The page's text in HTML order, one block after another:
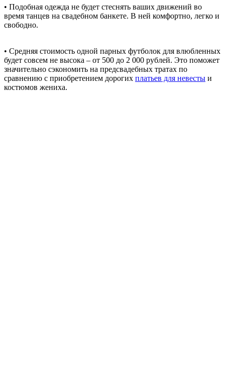
• Подобная одежда не будет стеснять ваших движений во
время танцев на свадебном банкете. В ней комфортно, легко и
свободно.
• Средняя стоимость одной парных футболок для влюбленных
будет совсем не высока – от 500 до 2 000 рублей. Это поможет
значительно сэкономить на предсвадебных тратах по
сравнению с приобретением дорогих платьев для невесты и
костюмов жениха.